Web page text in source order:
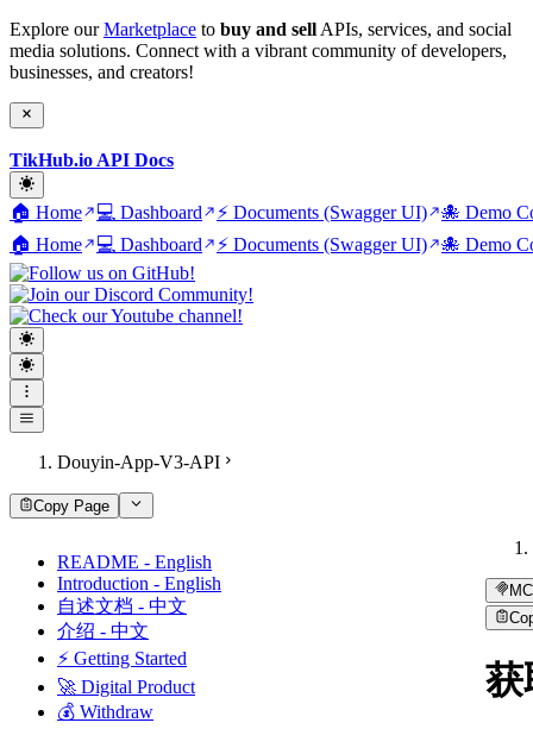
Explore ourMarketplace to buy and sell APIs, services, and social
media solutions. Connect with a vibrant community of developers,
businesses, and creators!
TikHub.io API Docs
🏠 Home 💻 Dashboard ⚡ Documents (Swagger UI)
🐙 Demo
🏠 Home
💻 Dashboard ⚡ Documents (Swagger UI) 🐙 Demo
Douyin-App-V3-API
Copy Page
README - English
Introduction - English
自述文档 - 中文
介绍 - 中文
⚡ Getting Started
🚀 Digital Product
💰 Withdraw
获